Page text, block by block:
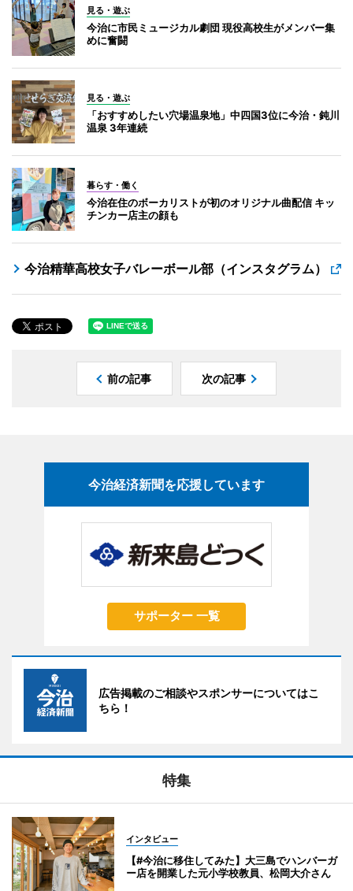
見る・遊ぶ
今治に市民ミュージカル劇団 現役高校生がメンバー集
めに奮闘
見る・遊ぶ
「おすすめしたい穴場温泉地」中四国3位に今治・鈍川
温泉 3年連続
暮らす・働く
今治在住のボーカリストが初のオリジナル曲配信 キッ
チンカー店主の顔も
今治精華高校女子バレーボール部（インスタグラム）
前の記事 次の記事
今治経済新聞を応援しています
サポーター 一覧
広告掲載のご相談やスポンサーについてはこ
ちら！
特集
インタビュー
【#今治に移住してみた】大三島でハンバーガ
ー店を開業した元小学校教員、松岡大介さん